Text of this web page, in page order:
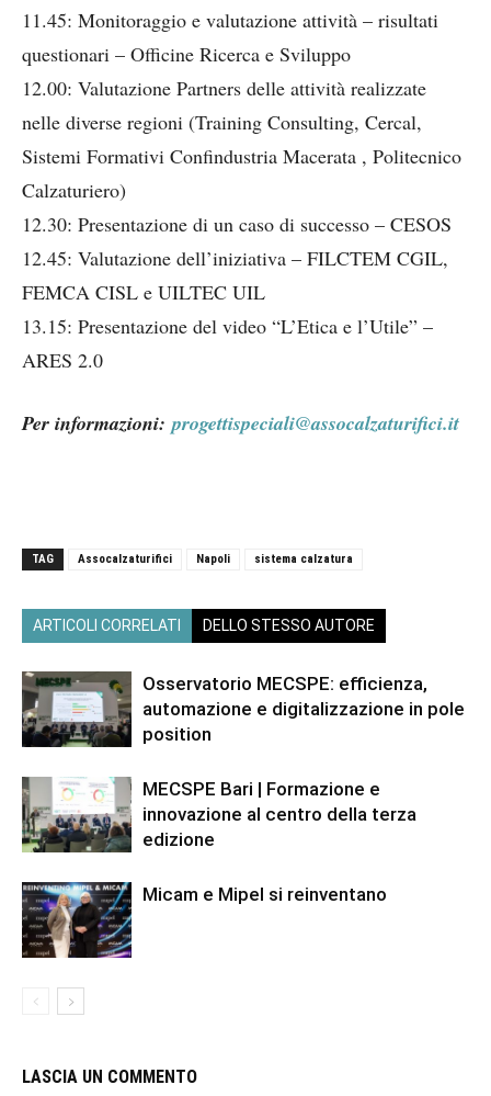
11.45: Monitoraggio e valutazione attività – risultati
questionari – Officine Ricerca e Sviluppo
12.00: Valutazione Partners delle attività realizzate
nelle diverse regioni (Training Consulting, Cercal,
Sistemi Formativi Confindustria Macerata , Politecnico
Calzaturiero)
12.30: Presentazione di un caso di successo – CESOS
12.45: Valutazione dell’iniziativa – FILCTEM CGIL,
FEMCA CISL e UILTEC UIL
13.15: Presentazione del video “L’Etica e l’Utile” –
ARES 2.0
Per informazioni:progettispeciali@assocalzaturifici.it
TAG Assocalzaturifici Napoli sistema calzatura
ARTICOLI CORRELATI DELLO STESSO AUTORE
Osservatorio MECSPE: efficienza,
automazione e digitalizzazione in pole
position
MECSPE Bari | Formazione e
innovazione al centro della terza
edizione
Micam e Mipel si reinventano
LASCIA UN COMMENTO